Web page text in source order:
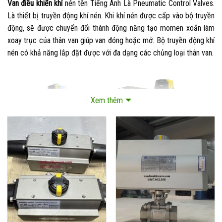
Van điều khiển khínén tên Tiếng Anh Là Pneumatic Control Valves.
Là thiết bị truyền động khí nén. Khi khí nén được cấp vào bộ truyền
động, sẽ được chuyển đổi thành động năng tạo momen xoắn làm
xoay trục của thân van giúp van đóng hoặc mở. Bộ truyền động khí
nén có khả năng lắp đặt được với đa dạng các chủng loại thân van.
Van điều khiển khí nén
II.Cấu tạo van điều khiển khí nén
Xem thêm